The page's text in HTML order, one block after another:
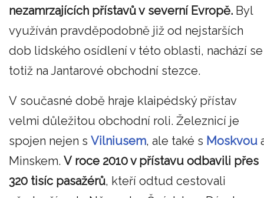
nezamrzajících přístavů v severní Evropě. Byl
využíván pravděpodobně již od nejstarších
dob lidského osídlení v této oblasti, nachází se
totiž na Jantarové obchodní stezce.
V současné době hraje klaipédský přístav
velmi důležitou obchodní roli. Železnicí je
spojen nejen s Vilniusem, ale také s Moskvou
Minskem. V roce 2010 v přístavu odbavili přes
320 tisíc pasažérů, kteří odtud cestovali